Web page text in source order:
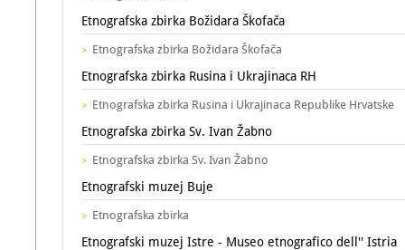
Etnografska zbirka Božidara Škofača
Etnografska zbirka Božidara Škofača
Etnografska zbirka Rusina i Ukrajinaca RH
Etnografska zbirka Rusina i Ukrajinaca Republike Hrvatske
Etnografska zbirka Sv. Ivan Žabno
Etnografska zbirka Sv. Ivan Žabno
Etnografski muzej Buje
Etnografska zbirka
Etnografski muzej Istre - Museo etnografico dell'' Istria